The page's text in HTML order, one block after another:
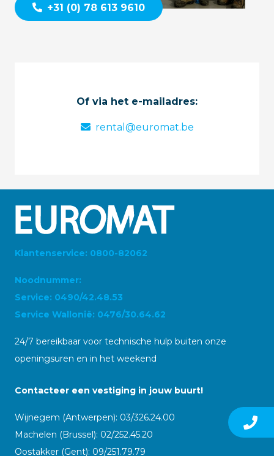
+31 (0) 78 613 9610
Of via het e-mailadres:
rental@euromat.be
Klantenservice: 0800-82062
Noodnummer:
Service: 0490/42.48.53
Service Wallonië: 0476/30.64.62
24/7 bereikbaar voor technische hulp buiten onze
openingsuren en in het weekend
Contacteer een vestiging in jouw buurt!
Wijnegem (Antwerpen): 03/326.24.00
Machelen (Brussel): 02/252.45.20
Oostakker (Gent): 09/251.79.79